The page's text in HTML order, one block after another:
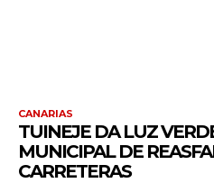
CANARIAS
TUINEJE DA LUZ
MUNICIPAL DE
CARRETERAS